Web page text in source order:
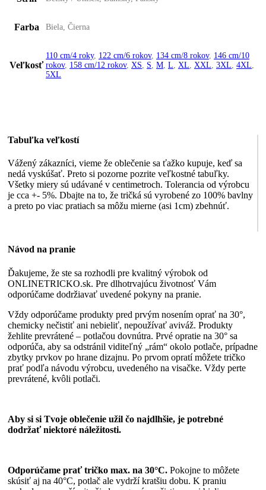
Farba Biela, Čierna
Veľkosť
110 cm/4 roky, 122 cm/6 rokov, 134 cm/8 rokov, 146 cm/10
rokov, 158 cm/12 rokov, XS S M L XL XXL 3XL 4XL
5XL
Tabuľka veľkostí
Vážený zákazníci, vieme že oblečenie sa ťažko kupuje, keď sa
nedá vyskúšať. Preto si pozorne pozrite veľkostné tabuľky.
Všetky miery sú udávané v centimetroch. Tolerancia od výrobcu
je cca +- 5%. Dbajte na to, že tričká sú vyrobené zo 100% bavlny
a preto po viac pratiach sa môžu mierne (asi 1cm) zbehnúť.
Návod na pranie
Ďakujeme, že ste sa rozhodli pre kvalitný výrobok od
ONLINETRICKO.sk. Pre dlhotrvajúcu životnosť Vám
odporúčame dodržiavať uvedené pokyny na pranie.
Vždy odporúčame produkty pred prvým nosením oprať na 30°,
chemicky nečistiť ani nebieliť, nepoužívať aviváž. Produkty
žehlite prevrátené – potlačou dovnútra. Prvé opratie na 30° sa
odporúča, aby sa odstránil viditeľný „rám“ okolo potlače, prípadne
zbytky prvkov po hrane dizajnu. Po prvom opratí môžete tričko
prať podľa návodu výrobcu, uvedeného na visačke. Vždy perte
prevrátené, kvôli potlači.
Aby si si Tvoje oblečenie užil čo najdlhšie, je potrebné
dodržať niektoré náležitosti.
Odporúčame prať tričko max. na 30°C. Pokojne to môžete
skúsiť aj na 40°C, potlač ale vydrží kratšiu dobu. K praniu